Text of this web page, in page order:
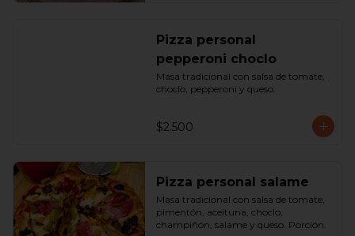
Pizza personal
pepperoni choclo
Masa tradicional con salsa de tomate,
choclo, pepperoni y queso.
$2.500
Pizza personal salame
Masa tradicional con salsa de tomate,
pimentón, aceituna, choclo,
champiñón, salame y queso. Porción.